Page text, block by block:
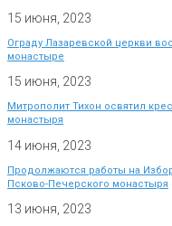
15 июня, 2023
Ограду Лазаревской церкви
монастыре
15 июня, 2023
Митрополит Тихон освятил
монастыря
14 июня, 2023
Продолжаются работы на
Псково-Печерского монастыря
13 июня, 2023